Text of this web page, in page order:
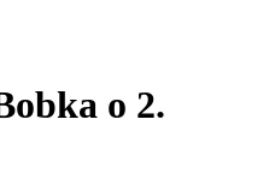
o 2.